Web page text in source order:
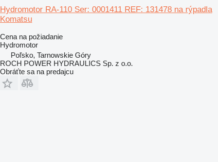
Hydromotor RA-110 Ser: 0001411 REF: 131478 na rýpadla
Komatsu
Cena na požiadanie
Hydromotor
Poľsko, Tarnowskie Góry
ROCH POWER HYDRAULICS Sp. z o.o.
Obráťte sa na predajcu